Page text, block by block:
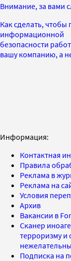
Внимание, за вами
Как сделать, чтобы
информационной
безопасности
вашу компанию, а
Информация:
Контактная
Правила
Реклама в
Реклама на
Условия
Архив
Вакансии в
Сканер
терроризму и
Подписка на